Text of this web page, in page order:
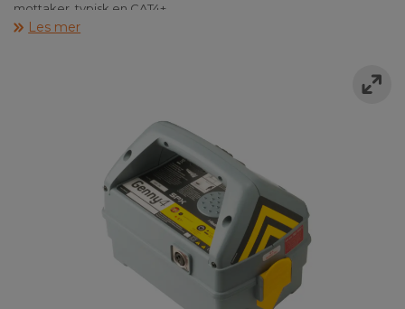
mottaker, typisk en CAT4+.
Med Genny4s patenterte doble frekvenssøk får du ikke bare
Du trenger en Genny4-sender når du skal finne mindre kabler,
og boost (som øker effekten med en faktor på 10) gjør det mulig
å finne kabler som andre søkere ikke finner.
Selges vanligvis i et sett sammen med en CAT4+.
Les mer